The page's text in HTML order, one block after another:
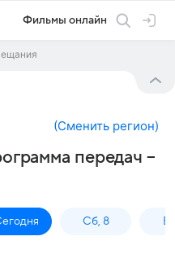
Фильмы онлайн
(Сменить регион)
передач –
Сб, 8